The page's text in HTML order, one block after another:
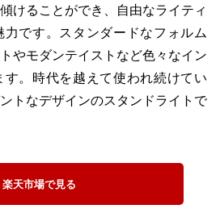
けることができ、自由なライティ
です。スタンダードなフォルム
やモダンテイストなど色々なイン
。時代を越えて使われ続けてい
トなデザインのスタンドライトで
楽天市場で見る